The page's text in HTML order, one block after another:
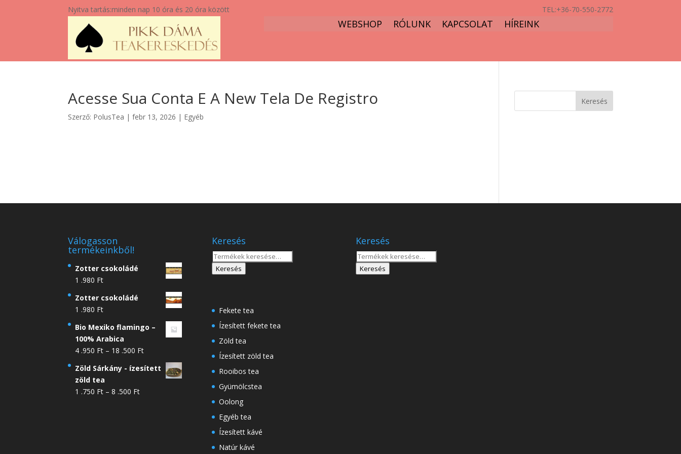
Nyitva tartás:minden nap 10 óra és 20 óra között TEL:+36-70-550-2772
WEBSHOP RÓLUNK KAPCSOLAT HÍREINK
Acesse Sua Conta E A New Tela De Registro
Szerző: PolusTea |febr 13, 2026 | Egyéb
Válogasson
termékeinkből!
Zotter csokoládé
1 .980 Ft
Zotter csokoládé
1 .980 Ft
Bio Mexiko flamingo –
100% Arabica
4 .950 Ft – 18 .500 FtÁrtartomány:
.950 Ft
Zöld Sárkány - ízesített
zöld tea
1 .750 Ft – 8 .500 FtÁrtartomány:
Keresés
Keresés
Keresés
Fekete tea
Ízesített fekete tea
Zöld tea
Ízesített zöld tea
Rooibos tea
Gyümölcstea
Oolong
Egyéb tea
Ízesített kávé
Natúr kávé
Keresés
Keresés
Keresés